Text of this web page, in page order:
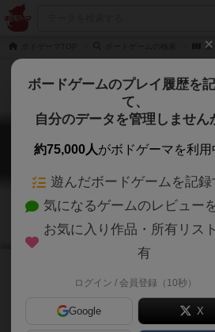
食
食べろや食
Om Nom Nom
ボードゲームのプレイ履歴を
て、
自分のデータを管理しません
約75,000人がボドゲーマを利用
遊んだボードゲームを記録
気になるゲームのレビュー
お気に入り作品・所有リス
有
ログイン / 会員登録（10秒）
Google X